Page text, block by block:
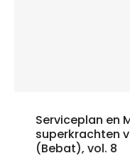
Serviceplan en
superkrachten
(Bebat), vol. 8